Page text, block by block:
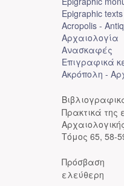
Epigraphic texts
Acropolis -
Αρχαιολογία
Ανασκαφές
Επιγραφικά
Ακρόπολη -
Πρακτικά της
Τόμος 65, 58-
Πρόσβαση
ελεύθερη